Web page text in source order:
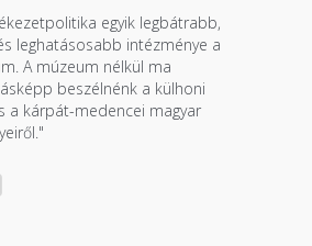
egyik legbátrabb,
leghatásosabb intézménye a
A múzeum nélkül ma
beszélnénk a külhoni
a kárpát-medencei magyar